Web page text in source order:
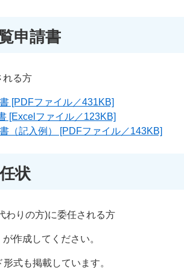
申請書
れる方
[PDFファイル／431KB]
[Excelファイル／123KB]
（記入例） [PDFファイル／143KB]
状
わりの方)に委任される方
作成してください。
式も掲載しています。